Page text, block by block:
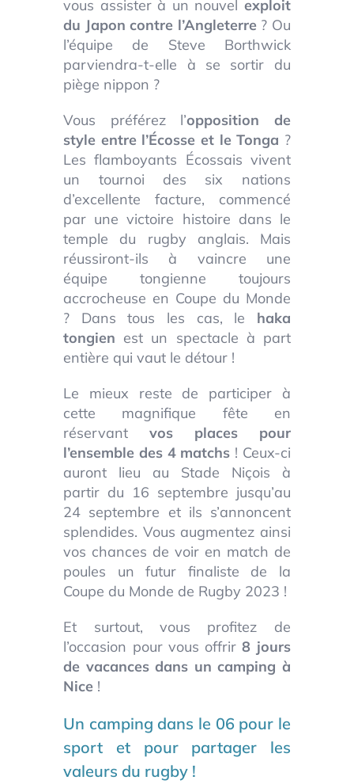
vous assister à un nouvel exploit
du Japon contre l’Angleterre ? Ou
l’équipe de Steve Borthwick
parviendra-t-elle à se sortir du
piège nippon ?
Vous préférez l’opposition de
style entre l’Écosse et le Tonga ?
Les flamboyants Écossais vivent
un tournoi des six nations
d’excellente facture, commencé
par une victoire histoire dans le
temple du rugby anglais. Mais
réussiront-ils à vaincre une
équipe tongienne toujours
accrocheuse en Coupe du Monde
? Dans tous les cas, le haka
tongien est un spectacle à part
entière qui vaut le détour !
Le mieux reste de participer à
cette magnifique fête en
réservantvos places pour
l’ensemble des 4 matchs ! Ceux-ci
auront lieu au Stade Niçois à
partir du 16 septembre jusqu’au
24 septembre et ils s’annoncent
splendides. Vous augmentez ainsi
vos chances de voir en match de
poules un futur finaliste de la
Coupe du Monde de Rugby 2023 !
Et surtout, vous profitez de
l’occasion pour vous offrir8 jours
de vacances dans un camping à
Nice !
Un camping dans le 06 pour le
sport et pour partager les
valeurs du rugby !